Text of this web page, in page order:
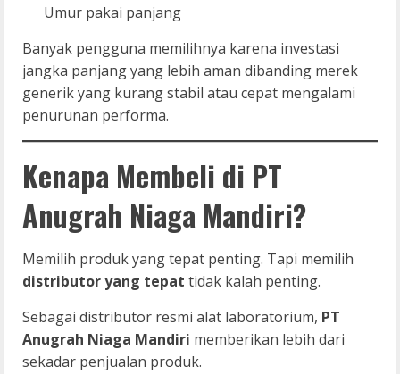
Umur pakai panjang
Banyak pengguna memilihnya karena investasi
jangka panjang yang lebih aman dibanding merek
generik yang kurang stabil atau cepat mengalami
penurunan performa.
Kenapa Membeli di PT
Anugrah Niaga Mandiri?
Memilih produk yang tepat penting. Tapi memilih
distributor yang tepat tidak kalah penting.
Sebagai distributor resmi alat laboratorium, PT
Anugrah Niaga Mandiri memberikan lebih dari
sekadar penjualan produk.